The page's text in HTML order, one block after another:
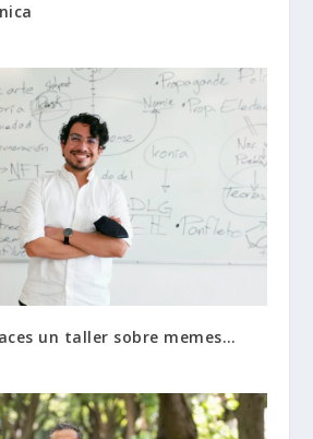
un taller sobre memes…